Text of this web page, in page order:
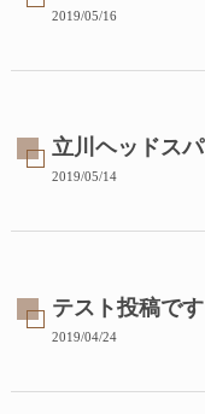
2019/05/16
立川ヘッドスパ
2019/05/14
テスト投稿です
2019/04/24